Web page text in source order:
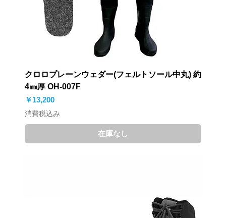
クロロプレーンウェダー(フェルトソール中丸) 約
4㎜厚 OH-007F
価格
￥13,200
消費税込み
在庫なし